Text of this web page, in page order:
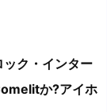
ク・インター
か?アイホ